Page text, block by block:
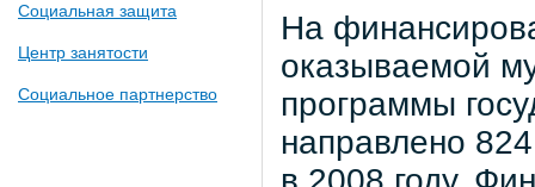
Социальная защита
Центр занятости
Социальное партнерство
На
оказываемой
программы
направлено